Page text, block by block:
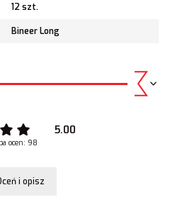
12 szt.
Bineer Long
5.00
ocen: 98
i opisz